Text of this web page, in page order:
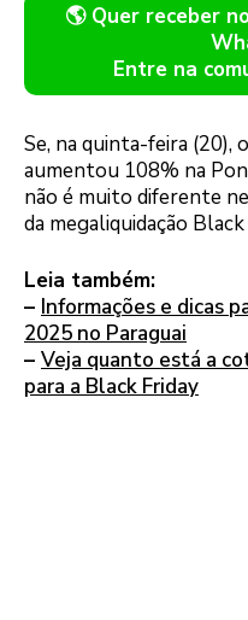
🌎 Quer receber
Entre na
Se, na quinta-feira (20),
aumentou 108% na
não é muito diferente
da megaliquidação
Leia também:
– Informações e dicas
2025 no Paraguai
– Veja quanto está a
para a Black Friday